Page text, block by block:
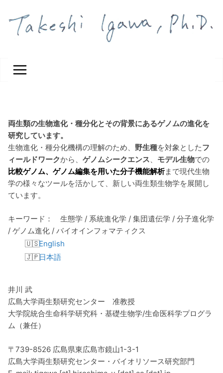
両生類の生物進化・種分化とその背景にあるゲノムの進化を
研究しています。
生物進化・種分化機構の理解のため、 野生種を対象としたフ
ィールドワークから、 ゲノムシークエンス、 モデル生物での
比較ゲノム、ゲノム編集を用いた分子機能解析まで現代生物
学の様々なツールを活かして、新しい両生類生物学を展開し
ています。
キーワード： 生態学 / 系統進化学 / 集団遺伝学 / 分子進化学
/ ゲノム進化 / バイオインフォマティクス
English
日本語
井川 武
広島大学両生類研究センター 准教授
大学院統合生命科学研究科・基礎生物学/生命医科学プログラ
ム（兼任）
〒739-8526 広島県東広島市鏡山1-3-1
広島大学両生類研究センター・バイオリソース研究部門